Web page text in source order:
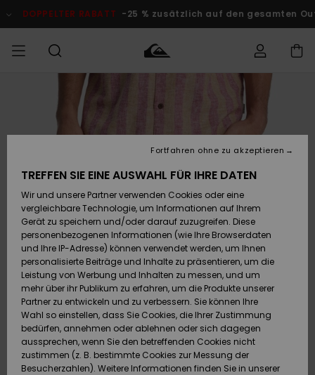
Produktinformation
DOPPELTER RABATT -25 % zusätzlich auf den gesamten
Accessoires
Schuhe&
Flip-Flops
Surf
Snow
Brandneu
JUNGEN
Accessoires
Schuhe&
Flip-Flops
Surf
Snow
Brandneu
FRAUEN
Brandneu
Highlights
Snow
SURF
Männer
Kinder
Highlights
Community
SNOW
Männer
Kinder
Snow Shop
Damen
Highlights
Community
DOPPELTER
RABATT
Herren
KINDER
Outlet
Frauen
HILFE & KONTAKT
Bestellung
Versand
Retouren
Bezahlung
Geschenkkarte
Quiksilver
Freedom
Datenschutz
TREFFEN SIE EINE AUSWAHL FÜR IHRE DATEN
Wir und unsere Partner verwenden Cookies oder eine
vergleichbare Technologie, um Informationen auf Ihrem
Gerät zu speichern und/oder darauf zuzugreifen. Diese
personenbezogenen Informationen (wie Ihre Browserdaten
und Ihre IP-Adresse) können verwendet werden, um Ihnen
personalisierte Beiträge und Inhalte zu präsentieren, um die
Leistung von Werbung und Inhalten zu messen, und um
mehr über ihr Publikum zu erfahren, um die Produkte unserer
Partner zu entwickeln und zu verbessern. Sie können Ihre
Wahl so einstellen, dass Sie Cookies, die Ihrer Zustimmung
bedürfen, annehmen oder ablehnen oder sich dagegen
aussprechen, wenn Sie den betreffenden Cookies nicht
zustimmen (z. B. bestimmte Cookies zur Messung der
Besucherzahlen). Weitere Informationen finden Sie in unserer
Fortfahren ohne zu akzeptieren